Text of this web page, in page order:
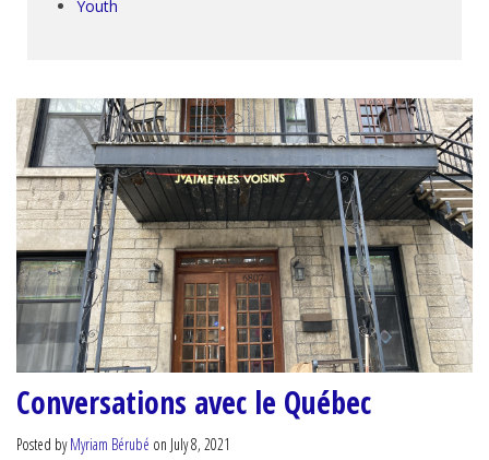
Youth
Conversations avec le Québec
Posted byMyriam Bérubé on July 8, 2021